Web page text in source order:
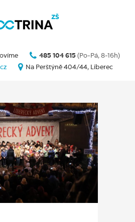
485 104 615 (Po-Pá, 8-16h)
Na Perštýně 404/44, Liberec